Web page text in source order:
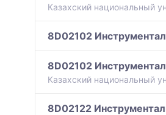
Казахский национальный
8D02102
8D02102
Казахский национальный
8D02122